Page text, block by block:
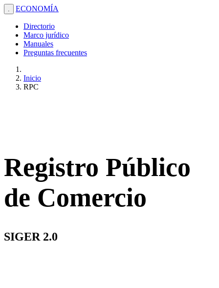
. ECONOMÍA
Directorio
Marco jurídico
Manuales
Preguntas frecuentes
Inicio
RPC
Registro Público
de Comercio
SIGER 2.0